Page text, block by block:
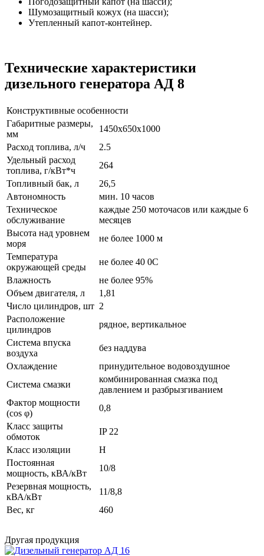
Шумозащитный кожух (на шасси);
Утепленный капот-контейнер.
Технические характеристики
дизельного генератора АД 8
Конструктивные особенности
Габаритные размеры,
мм
1450x650x1000
Расход топлива, л/ч
2.5
Удельный расход
топлива, г/кВт*ч
264
Топливный бак, л
26,5
Автономность
мин. 10 часов
Техническое
обслуживание
каждые 250 моточасов или каждые 6
месяцев
Высота над уровнем
моря
не более 1000 м
Температура
окружающей среды
не более 40 0С
Влажность
не более 95%
Объем двигателя, л
1,81
Число цилиндров, шт 2
Расположение
цилиндров
рядное, вертикальное
Система впуска
воздуха
без наддува
Охлаждение
принудительное водовоздушное
Система смазки
комбинированная смазка под
давлением и разбрызгиванием
Фактор мощности
(cos φ)
0,8
Класс защиты
обмоток
IP 22
Класс изоляции
H
Постоянная
мощность, кВА/кВт
10/8
Резервная мощность,
кВА/кВт
11/8,8
Вес, кг
460
Другая продукция